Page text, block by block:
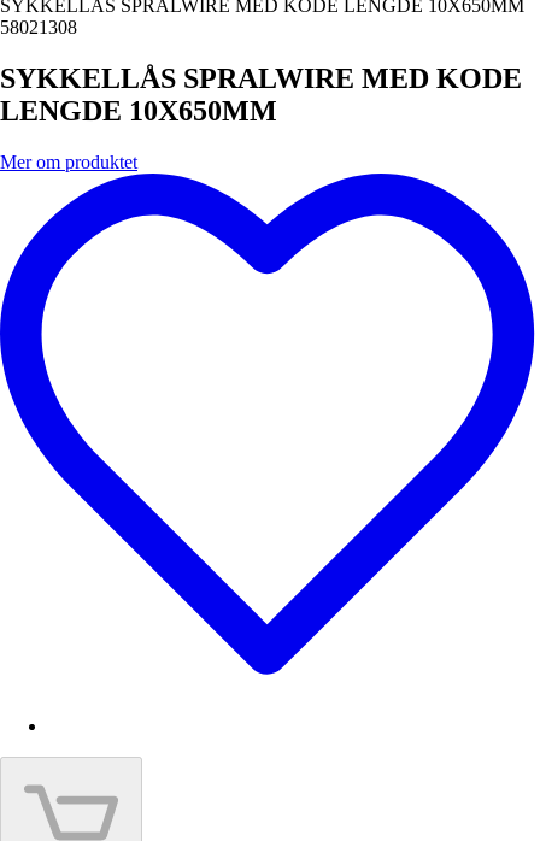
SYKKELLÅS SPRALWIRE MED KODE LENGDE 10X650MM
58021308
SYKKELLÅS SPRALWIRE MED KODE
LENGDE 10X650MM
Mer om produktet